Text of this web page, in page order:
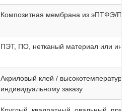
Композитная мембрана из эПТФЭ/ПТФЭ
ПЭТ, ПО, нетканый материал или
Акриловый клей / высокотемпературный
индивидуальному заказу